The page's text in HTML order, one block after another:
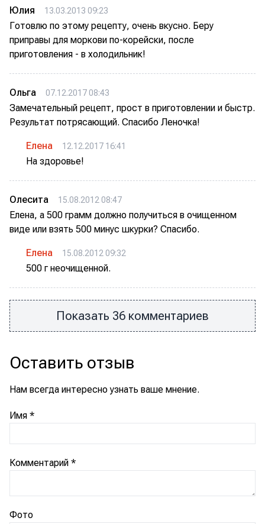
Юлия 13.03.2013 09:23
Готовлю по этому рецепту, очень вкусно. Беру
приправы для моркови по-корейски, после
приготовления - в холодильник!
Ольга 07.12.2017 08:43
Замечательный рецепт, прост в приготовлении и быстр.
Результат потрясающий. Спасибо Леночка!
Елена 12.12.2017 16:41
На здоровье!
Олесита 15.08.2012 08:47
Елена, а 500 грамм должно получиться в очищенном
виде или взять 500 минус шкурки? Спасибо.
Елена 15.08.2012 09:32
500 г неочищенной.
Показать 36 комментариев
Оставить отзыв
Нам всегда интересно узнать ваше мнение.
Имя *
Комментарий *
Фото